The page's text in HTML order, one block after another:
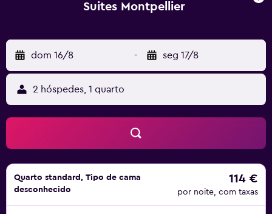
Suites Montpellier
dom 16/8 - seg 17/8
2 hóspedes, 1 quarto
Quarto standard, Tipo de cama
desconhecido
114 €
por noite, com taxas